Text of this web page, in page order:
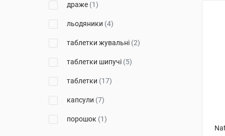
Ігл Нутрішиналс
Мега Лайфсайенсіз
Вітаміни(2)
Нов Фудс (1)
Актілайф Нутрішн ТОВ
Свісс Капс(1)
Новатор Фарма
драже (1)
льодяники (4)
таблетки жувальні (2)
таблетки шипучі (5)
таблетки (17)
капсули (7)
порошок (1)